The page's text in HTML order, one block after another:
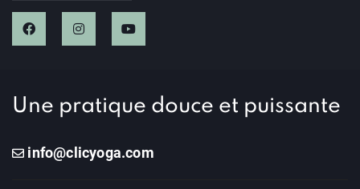
Une pratique douce et puissante
info@clicyoga.com